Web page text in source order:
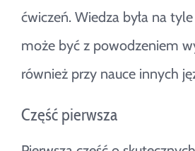
ćwiczeń. Wiedza była na
może być z powodzeniem
również przy nauce innych
Część pierwsza